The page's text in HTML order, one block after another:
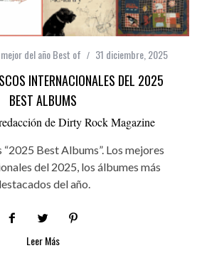
del año Best of 31 diciembre, 2025
INTERNACIONALES DEL 2025
BEST ALBUMS
de Dirty Rock Magazine
Best Albums”. Los mejores
del 2025, los álbumes más
del año.
Leer Más